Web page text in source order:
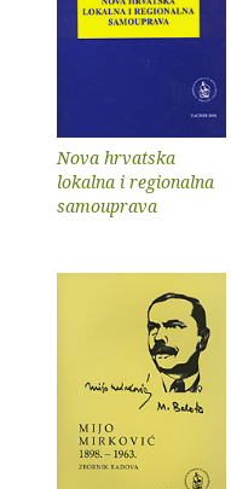
Nova hrvatska
lokalna i regionalna
samouprava